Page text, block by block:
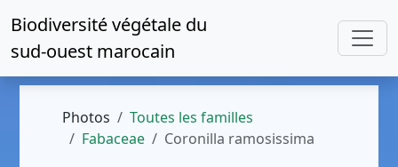
Biodiversité végétale du
sud-ouest marocain
Photos
Toutes les familles
Fabaceae
Coronilla ramosissima